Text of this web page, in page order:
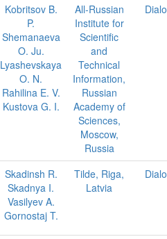
Kobritsov B.
P.
Shemanaeva
O. Ju.
Lyashevskaya
O. N.
Rahilina E. V.
Kustova G. I.
All-Russian
Institute for
Scientific
and
Technical
Information,
Russian
Academy of
Sciences,
Moscow,
Russia
Skadinsh R.
Skadnya I.
Vasilyev A.
Gornostaj T.
Tilde, Riga,
Latvia